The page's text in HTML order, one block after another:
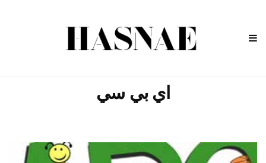
اي بي سي